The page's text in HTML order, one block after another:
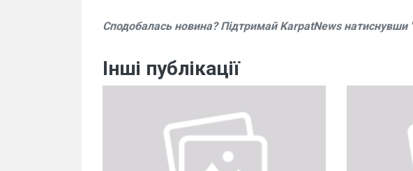
Сподобалась новина? Підтримай KarpatNews натиснувши
Інші публікації